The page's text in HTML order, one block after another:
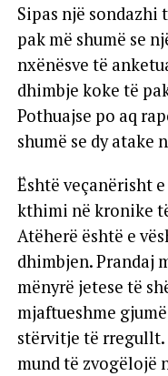
Sipas një
pak më shumë se
nxënësve të
dhimbje koke të
Pothuajse po aq
shumë se dy atake
Është veçanërisht
kthimi në kronike
Atëherë është e
dhimbjen. Prandaj
mënyrë jetese të
mjaftueshme
stërvitje të rregullt.
mund të zvogëlojë